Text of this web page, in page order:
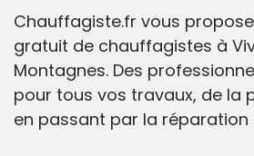
Chauffagiste.fr vous
gratuit de chauffagistes à
Montagnes. Des
pour tous vos travaux, de la
en passant par la réparation